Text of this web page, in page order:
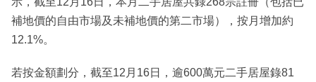
補地價的自由市場及未補地價的第二市場），按月增加約
12.1%。
若按金額劃分，截至12月16日，逾600萬元二手居屋錄81